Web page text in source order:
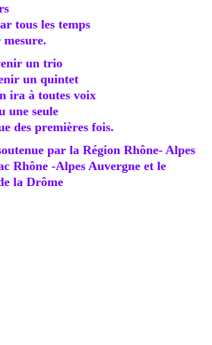
tous les temps
un trio
un quintet
ira à toutes voix
une seule
des premières fois.
par la Région Rhône- Alpes
Rhône -Alpes Auvergne et le
la Drôme